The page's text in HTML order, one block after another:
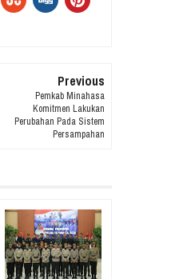
Previous
Pemkab Minahasa
Komitmen Lakukan
Perubahan Pada Sistem
Persampahan